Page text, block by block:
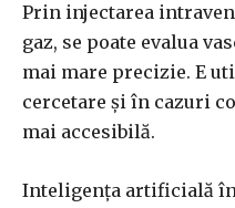
Prin injectarea
gaz, se poate evalua
mai mare precizie. E
cercetare și în cazuri
mai accesibilă.
Inteligența artificială